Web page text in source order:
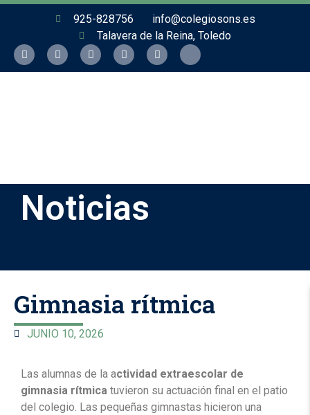
925-828756
info@colegiosons.es
Talavera de la Reina, Toledo
Noticias
Gimnasia rítmica
JUNIO 10, 2026
Las alumnas de la actividad extraescolar de
gimnasia rítmica tuvieron su actuación final en el patio
del colegio. Las pequeñas gimnastas hicieron una